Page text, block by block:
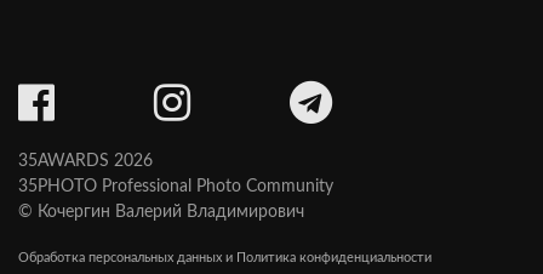
35AWARDS 2026
35PHOTO Professional Photo Community
© Кочергин Валерий Владимирович
Обработка персональных данных и Политика конфиденциальности